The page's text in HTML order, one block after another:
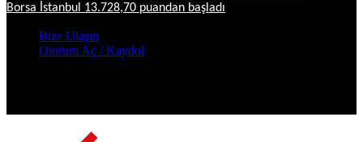
Borsa İstanbul 13.728,70 puandan başladı
Bize Ulaşın
Oturum Aç / Kaydol